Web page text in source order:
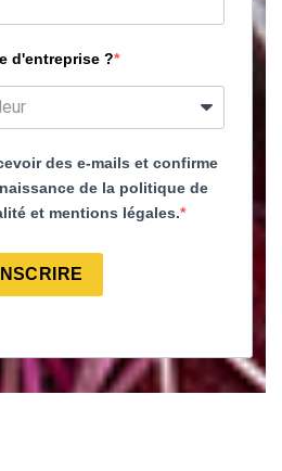
d'entreprise ?
des e-mails et confirme
de la politique de
et mentions légales.